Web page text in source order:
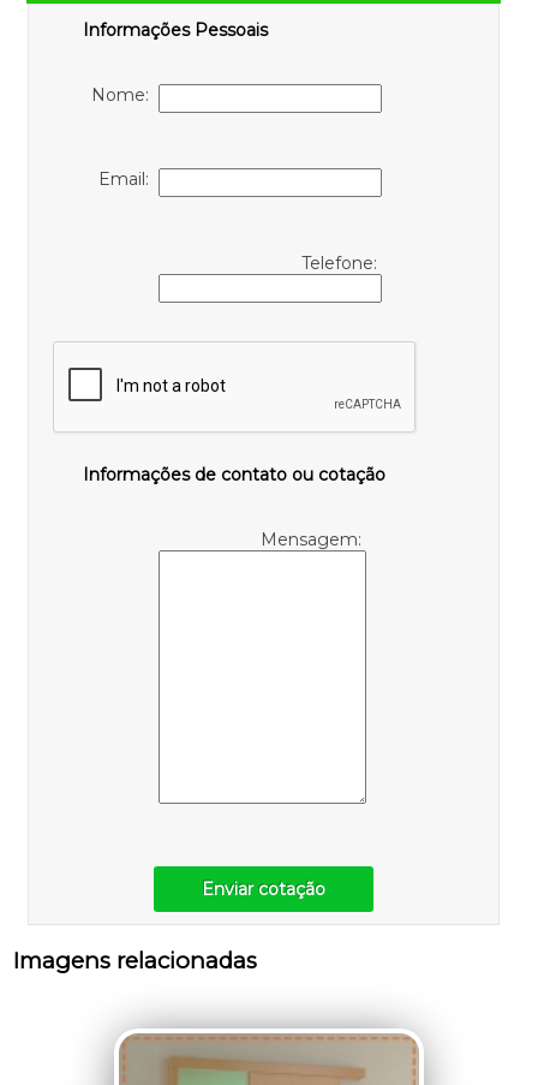
Informações Pessoais
Nome:
Email:
Telefone:
Informações de contato ou cotação
Mensagem:
Enviar cotação
Imagens relacionadas